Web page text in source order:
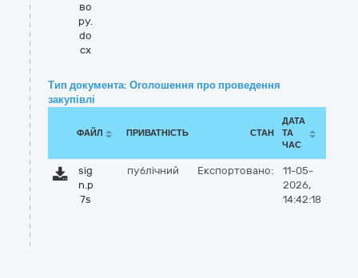
во
ру.
do
cx
Тип документа: Оголошення про проведення
закупівлі
ФАЙЛ ПРИВАТНІСТЬ СТАН
ДАТА
ТА
ЧАС
sig
n.p
7s
публічний Експортовано:
11-05-
2026,
14:42:18